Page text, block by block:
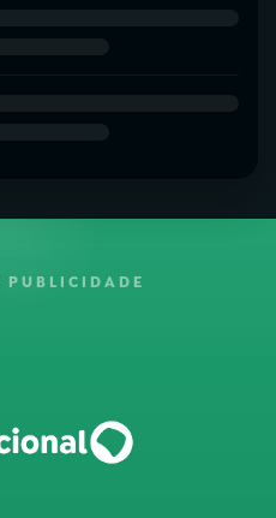
PUBLICIDADE